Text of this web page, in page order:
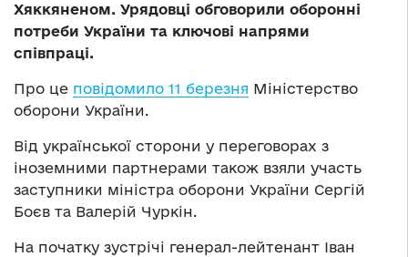
Хяккяненом. Урядовці обговорили оборонні
потреби України та ключові напрями
співпраці.
Про це повідомило 11 березня Міністерство
оборони України.
Від української сторони у переговорах з
іноземними партнерами також взяли участь
заступники міністра оборони України Сергій
Боєв та Валерій Чуркін.
На початку зустрічі генерал-лейтенант Іван